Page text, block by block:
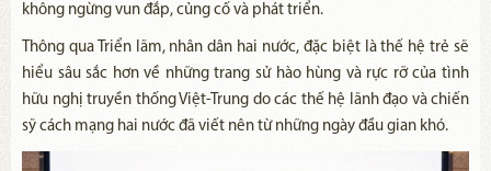
không ngừng vun đắp, củng cố và phát triển.
Thông qua Triển lãm, nhân dân hai nước, đặc biệt là thế hệ trẻ sẽ
hiểu sâu sắc hơn về những trang sử hào hùng và rực rỡ của tình
hữu nghị truyền thống Việt-Trung do các thế hệ lãnh đạo và chiến
sỹ cách mạng hai nước đã viết nên từ những ngày đầu gian khó.